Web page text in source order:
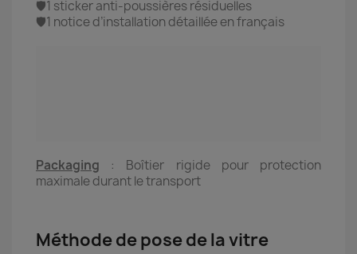
🛡️1 sticker anti-poussières résiduelles
🛡️1 notice d’installation détaillée en français
Packaging : Boîtier rigide pour protection
maximale durant le transport
Méthode de pose de la vitre